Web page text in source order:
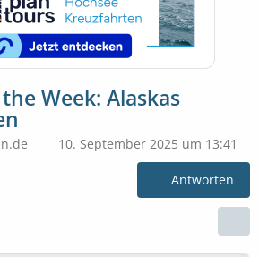
Week: Alaskas
10. September 2025 um 13:41
Antworten